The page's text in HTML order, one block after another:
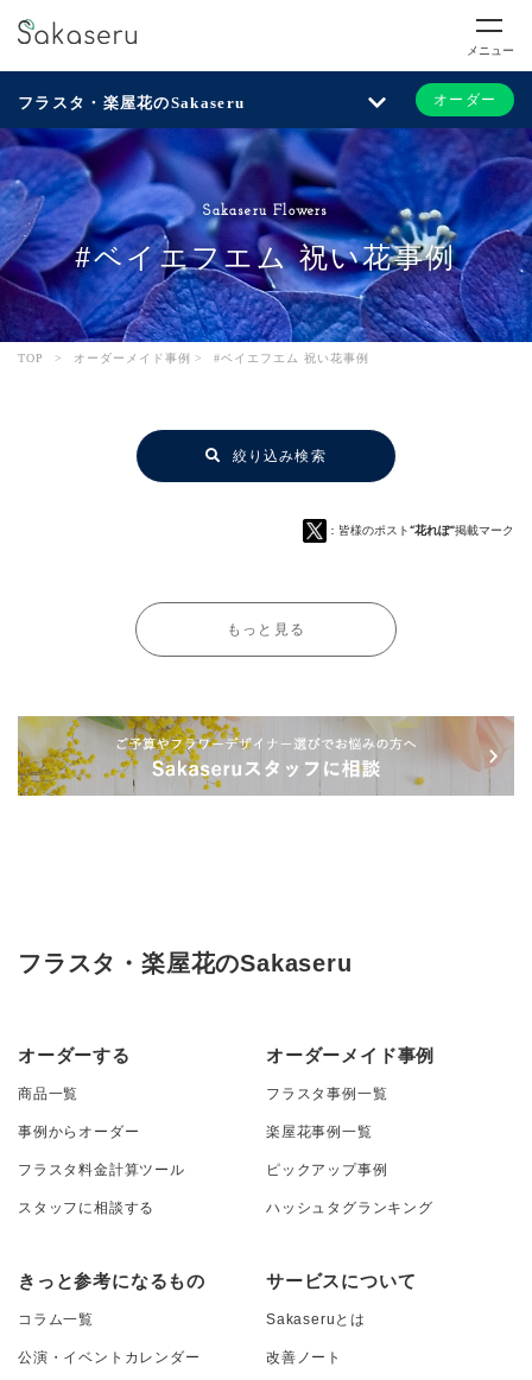
メニュー
フラスタ・楽屋花のSakaseru オーダー
Sakaseru Flowers
#ベイエフエム 祝い花事例
TOP > オーダーメイド事例 > #ベイエフエム 祝い花事例
絞り込み検索
：皆様のポスト“花れぽ”掲載マーク
もっと見る
フラスタ・楽屋花のSakaseru
オーダーする
商品一覧
事例からオーダー
フラスタ料金計算ツール
スタッフに相談する
オーダーメイド事例
フラスタ事例一覧
楽屋花事例一覧
ピックアップ事例
ハッシュタグランキング
きっと参考になるもの
コラム一覧
公演・イベントカレンダー
サービスについて
Sakaseruとは
改善ノート